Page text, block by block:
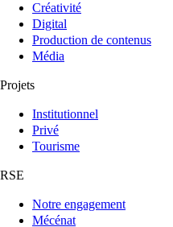
Créativité
Digital
Production de contenus
Média
Projets
Institutionnel
Privé
Tourisme
RSE
Notre engagement
Mécénat